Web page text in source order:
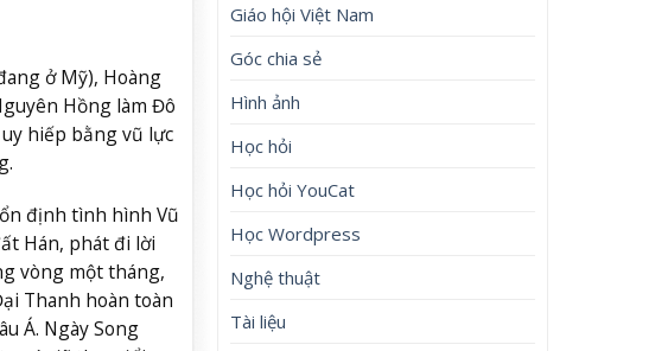
ở Mỹ), Hoàng
Hồng làm Đô
hiếp bằng vũ lực
định tình hình Vũ
Hán, phát đi lời
vòng một tháng,
Thanh hoàn toàn
Á. Ngày Song
Giáo hội Việt Nam
Góc chia sẻ
Hình ảnh
Học hỏi
Học hỏi YouCat
Học Wordpress
Nghệ thuật
Tài liệu